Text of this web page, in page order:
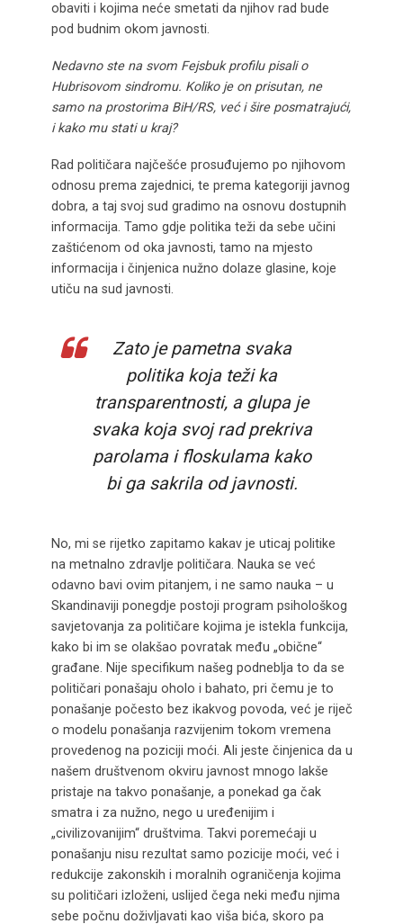
obaviti i kojima neće smetati da njihov rad bude
pod budnim okom javnosti.
Nedavno ste na svom Fejsbuk profilu pisali o
Hubrisovom sindromu. Koliko je on prisutan, ne
samo na prostorima BiH/RS, već i šire posmatrajući,
i kako mu stati u kraj?
Rad političara najčešće prosuđujemo po njihovom
odnosu prema zajednici, te prema kategoriji javnog
dobra, a taj svoj sud gradimo na osnovu dostupnih
informacija. Tamo gdje politika teži da sebe učini
zaštićenom od oka javnosti, tamo na mjesto
informacija i činjenica nužno dolaze glasine, koje
utiču na sud javnosti.
Zato je pametna svaka
politika koja teži ka
transparentnosti, a glupa je
svaka koja svoj rad prekriva
parolama i floskulama kako
bi ga sakrila od javnosti.
No, mi se rijetko zapitamo kakav je uticaj politike
na metnalno zdravlje političara. Nauka se već
odavno bavi ovim pitanjem, i ne samo nauka – u
Skandinaviji ponegdje postoji program psihološkog
savjetovanja za političare kojima je istekla funkcija,
kako bi im se olakšao povratak među „obične“
građane. Nije specifikum našeg podneblja to da se
političari ponašaju oholo i bahato, pri čemu je to
ponašanje počesto bez ikakvog povoda, već je riječ
o modelu ponašanja razvijenim tokom vremena
provedenog na poziciji moći. Ali jeste činjenica da u
našem društvenom okviru javnost mnogo lakše
pristaje na takvo ponašanje, a ponekad ga čak
smatra i za nužno, nego u uređenijim i
„civilizovanijim“ društvima. Takvi poremećaji u
ponašanju nisu rezultat samo pozicije moći, već i
redukcije zakonskih i moralnih ograničenja kojima
su političari izloženi, uslijed čega neki među njima
sebe počnu doživljavati kao viša bića, skoro pa